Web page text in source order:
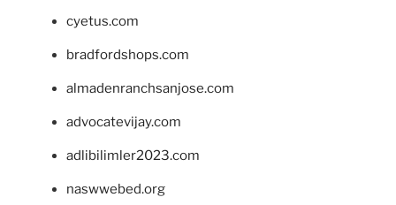
cyetus.com
bradfordshops.com
almadenranchsanjose.com
advocatevijay.com
adlibilimler2023.com
naswwebed.org